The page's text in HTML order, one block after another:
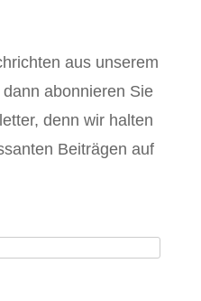
aus unserem
abonnieren Sie
denn wir halten
Beiträgen auf